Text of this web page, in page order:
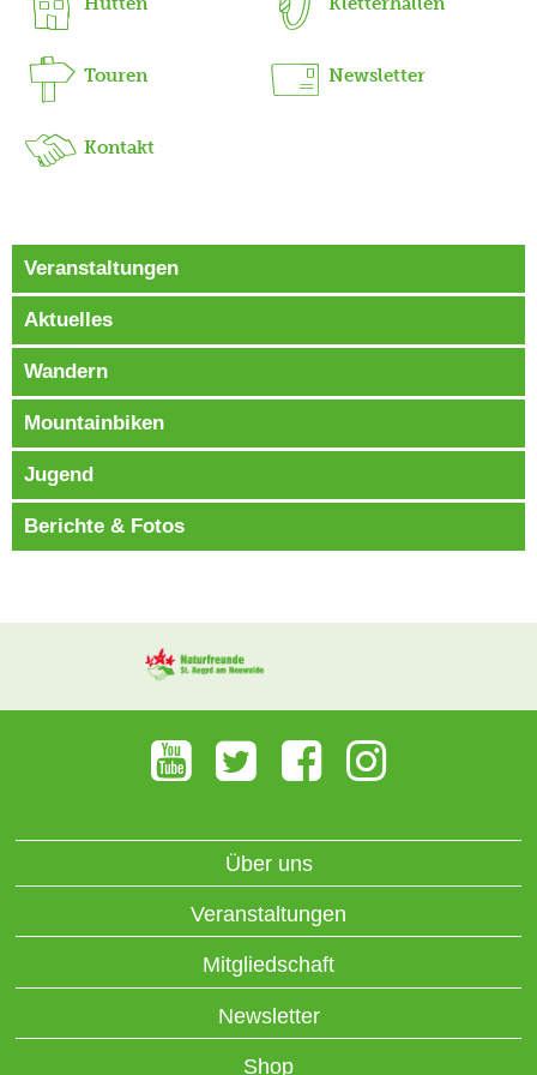
Touren Newsletter
Kontakt
Veranstaltungen
Aktuelles
Wandern
Mountainbiken
Jugend
Berichte & Fotos
Über uns
Veranstaltungen
Mitgliedschaft
Newsletter
Shop